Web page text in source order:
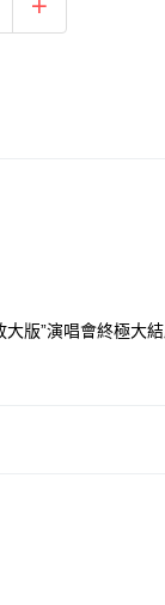
大版”演唱會終極大